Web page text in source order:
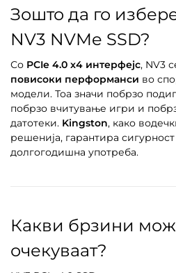
Зошто да го
NV3 NVMe SSD?
Со PCIe 4.0 x4 интерфејс, NV3
повисоки перформанси во
модели. Тоа значи побрзо
побрзо вчитување игри и
датотеки. Kingston, како
решенија, гарантира
долгогодишна употреба.
Какви брзини
очекуваат?